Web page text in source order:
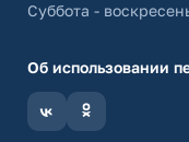
Суббота -
Об использовании